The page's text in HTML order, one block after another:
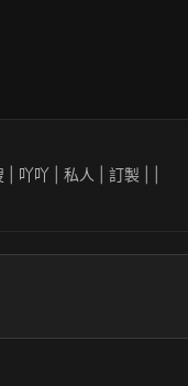
| 吖吖 | 私人 | 訂製 | |